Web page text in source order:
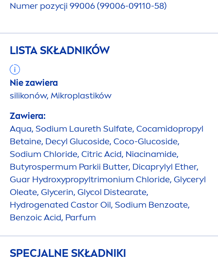
Numer pozycji 99006 (99006-09110-58)
LISTA SKŁADNIKÓW
Nie zawiera
silikonów, Mikroplastików
Zawiera:
Aqua, Sodium Laureth Sulfate, Cocamidopropyl
Betaine, Decyl Glucoside, Coco-Glucoside,
Sodium Chloride, Citric Acid, Niacinamide,
Butyrospermum Parkii Butter, Dicaprylyl Ether,
Guar Hydroxypropyltrimonium Chloride, Glyceryl
Oleate, Glycerin, Glycol Distearate,
Hydrogenated Castor Oil, Sodium Benzoate,
Benzoic Acid, Parfum
SPECJALNE SKŁADNIKI